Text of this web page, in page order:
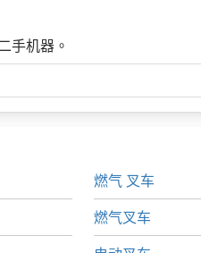
手机器。
燃气 叉车
燃气叉车